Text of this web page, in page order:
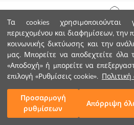
Τα cookies χρησιμοποιούνται
περιεχομένου και διαφημίσεων, την
κοινωνικής δικτύωσης και την
μας. Μπορείτε να αποδεχτείτε όλα
«Αποδοχή» ή μπορείτε να
επιλογή «Ρυθμίσεις cookie».
Προσαρμογή
ρυθμίσεων
Απόρριψη
Αρχική Σελίδα
Κατηγορίες
Το Καλάθι μου
Εταιρικό
ΣΧΕΤΙΚΑ ΜΕ ΕΜΑΣ
Τα Καταστήματά μας
Ακολουθήστε